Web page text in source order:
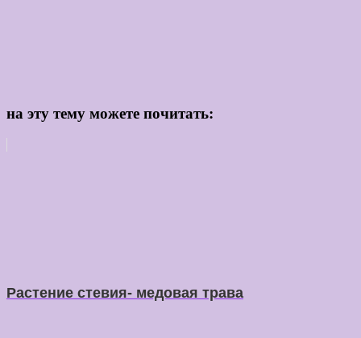
на эту тему можете почитать:
Растение стевия- медовая трава